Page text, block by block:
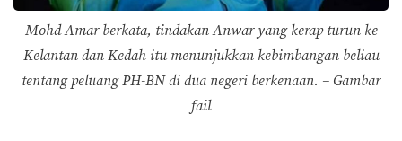
Mohd Amar berkata, tindakan Anwar yang kerap turun ke
Kelantan dan Kedah itu menunjukkan kebimbangan beliau
tentang peluang PH-BN di dua negeri berkenaan. – Gambar
fail